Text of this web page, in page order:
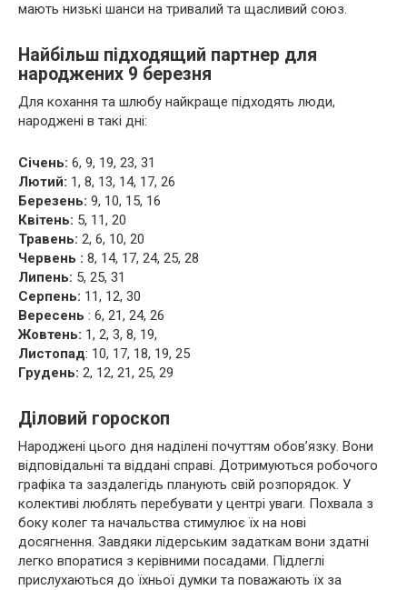
мають низькі шанси на тривалий та щасливий союз.
Найбільш підходящий партнер для
народжених 9 березня
Для кохання та шлюбу найкраще підходять люди,
народжені в такі дні:
Січень: 6, 9, 19, 23, 31
Лютий: 1, 8, 13, 14, 17, 26
Березень: 9, 10, 15, 16
Квітень: 5, 11, 20
Травень: 2, 6, 10, 20
Червень : 8, 14, 17, 24, 25, 28
Липень: 5, 25, 31
Серпень: 11, 12, 30
Вересень : 6, 21, 24, 26
Жовтень: 1, 2, 3, 8, 19,
Листопад: 10, 17, 18, 19, 25
Грудень: 2, 12, 21, 25, 29
Діловий гороскоп
Народжені цього дня наділені почуттям обов’язку. Вони
відповідальні та віддані справі. Дотримуються робочого
графіка та заздалегідь планують свій розпорядок. У
колективі люблять перебувати у центрі уваги. Похвала з
боку колег та начальства стимулює їх на нові
досягнення. Завдяки лідерським задаткам вони здатні
легко впоратися з керівними посадами. Підлеглі
прислухаються до їхньої думки та поважають їх за